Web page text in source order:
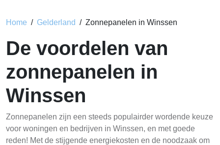
Home Gelderland Zonnepanelen in Winssen
De voordelen van
zonnepanelen in
Winssen
Zonnepanelen zijn een steeds populairder wordende keuze
voor woningen en bedrijven in Winssen, en met goede
reden! Met de stijgende energiekosten en de noodzaak om